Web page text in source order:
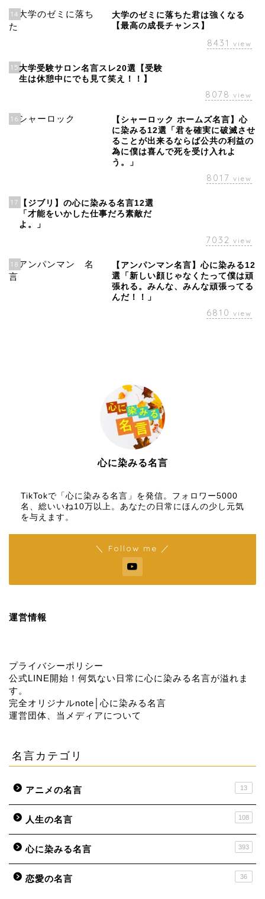
14
大学のゼミに落ちた君は強くなる
【最高の成長チャンス】
8431 view
15 大学受験サロン名言スレ20選【受験
生は休憩中にでも見て笑え！！】
8078 view
16
【シャーロック ホームズ名言】心
に染みる12選「君を確実に破滅させ
ることが出来るならば公共の利益の
為に僕は喜んで死を受け入れよ
う。」
8017 view
17
【ジブリ】の心に染みる名言12選
「才能をいかした仕事だろ素敵だ
よ。」
7032 view
18
【アンパンマン名言】心に染みる12
選「新しい顔じゃなくたって僕は頑
張れる。みんな、みんな頑張ってる
んだ！！」
6810 view
心に染みる名言
TikTokで「心に染みる名言」を発信。フォロワー5000
名、総いいね10万以上。あなたの日常にほんの少し元気
を与えます。
＼ Follow me ／
運営情報
プライバシーポリシー
公式LINE開始！何気ない日常に心に染みる名言が溢れま
す。
完全オリジナルnote│心に染みる名言
運営団体、当メディアについて
名言カテゴリ
アニメの名言 13
人生の名言 108
心に染みる名言 393
恋愛の名言 36